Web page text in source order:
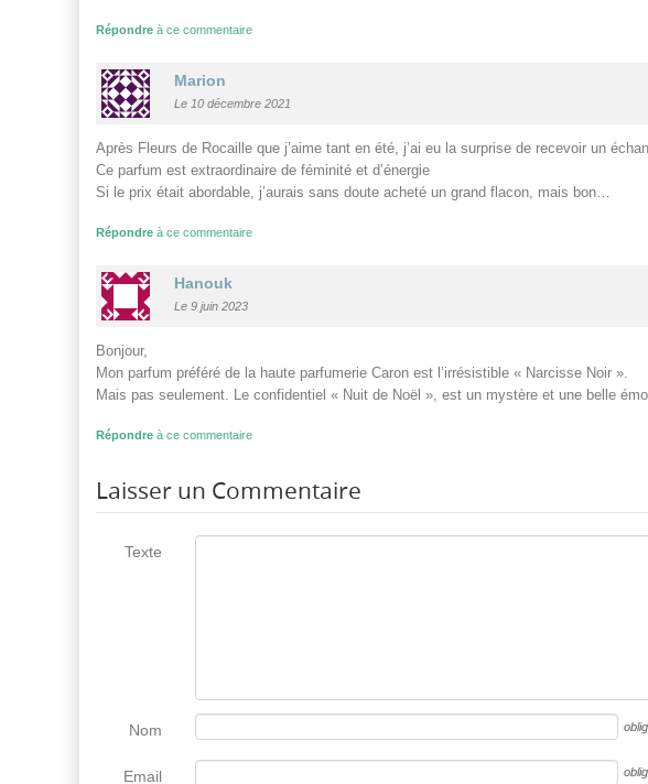
Répondre à ce commentaire
Marion
Le 10 décembre 2021
Après Fleurs de Rocaille que j’aime tant en été, j’ai eu la surprise de recevoir un
Ce parfum est extraordinaire de féminité et d’énergie
Si le prix était abordable, j’aurais sans doute acheté un grand flacon, mais bon…
Répondre à ce commentaire
Hanouk
Le 9 juin 2023
Bonjour,
Mon parfum préféré de la haute parfumerie Caron est l’irrésistible « Narcisse Noir ».
Mais pas seulement. Le confidentiel « Nuit de Noël », est un mystère et une belle
Répondre à ce commentaire
Laisser un Commentaire
Texte
Nom
Email